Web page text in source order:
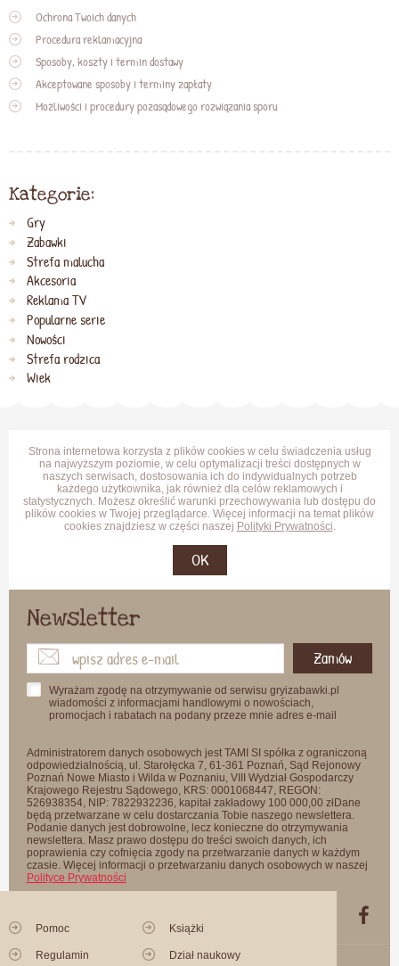
Ochrona Twoich danych
Procedura reklamacyjna
Sposoby, koszty i termin dostawy
Akceptowane sposoby i terminy zapłaty
Możliwości i procedury pozasądowego rozwiązania sporu
Kategorie:
Gry
Zabawki
Strefa malucha
Akcesoria
Reklama TV
Popularne serie
Nowości
Strefa rodzica
Wiek
Strona internetowa korzysta z plików cookies w celu świadczenia usług
na najwyższym poziomie, w celu optymalizacji treści dostępnych w
naszych serwisach, dostosowania ich do indywidualnych potrzeb
każdego użytkownika, jak również dla celów reklamowych i
statystycznych. Możesz określić warunki przechowywania lub dostępu do
plików cookies w Twojej przeglądarce. Więcej informacji na temat plików
cookies znajdziesz w części naszej Polityki Prywatności
OK
Newsletter
Zamów
Wyrażam zgodę na otrzymywanie od serwisu gryizabawki.pl
wiadomości z informacjami handlowymi o nowościach,
promocjach i rabatach na podany przeze mnie adres e-mail
Administratorem danych osobowych jest TAMI SI spółka z ograniczoną
odpowiedzialnością, ul. Starołęcka 7, 61-361 Poznań, Sąd Rejonowy
Poznań Nowe Miasto i Wilda w Poznaniu, VIII Wydział Gospodarczy
Krajowego Rejestru Sądowego, KRS: 0001068447, REGON:
526938354, NIP: 7822932236, kapitał zakładowy 100 000,00 złDane
będą przetwarzane w celu dostarczania Tobie naszego newslettera.
Podanie danych jest dobrowolne, lecz konieczne do otrzymywania
newslettera. Masz prawo dostępu do treści swoich danych, ich
poprawienia czy cofnięcia zgody na przetwarzanie danych w każdym
czasie. Więcej informacji o przetwarzaniu danych osobowych w naszej
Polityce Prywatności
Pomoc
Regulamin
Książki
Dział naukowy